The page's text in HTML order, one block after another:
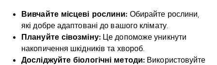
Вивчайте місцеві рослини: Обирайте рослини,
які добре адаптовані до вашого клімату.
Плануйте сівозміну:Це допоможе уникнути
накопичення шкідників та хвороб.
Досліджуйте біологічні методи: Використовуйте